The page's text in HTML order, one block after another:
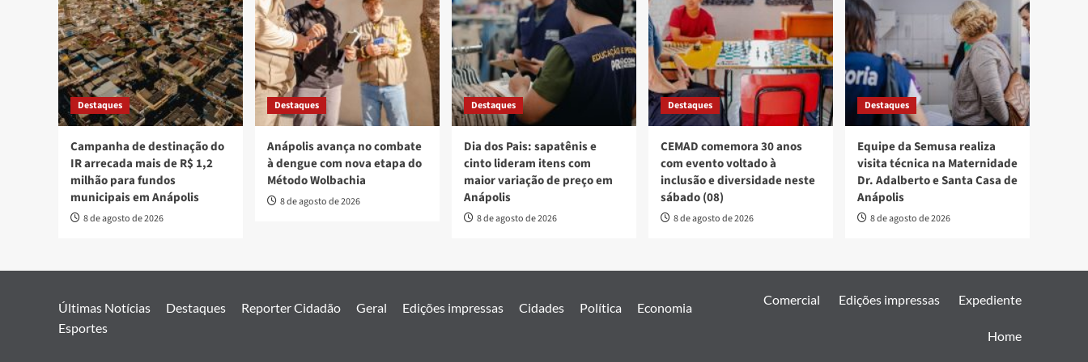
Destaques
Campanha de destinação do
IR arrecada mais de R$ 1,2
milhão para fundos
municipais em Anápolis
8 de agosto de 2026
Destaques
Anápolis avança no combate
à dengue com nova etapa do
Método Wolbachia
8 de agosto de 2026
Destaques
Dia dos Pais: sapatênis e
cinto lideram itens com
maior variação de preço em
Anápolis
8 de agosto de 2026
Destaques
CEMAD comemora 30 anos
com evento voltado à
inclusão e diversidade neste
sábado (08)
8 de agosto de 2026
Destaques
Equipe da Semusa realiza
visita técnica na Maternidade
Dr. Adalberto e Santa Casa de
Anápolis
8 de agosto de 2026
Últimas Notícias Destaques Reporter Cidadão Geral Edições impressas Cidades Política
Economia
Esportes
Comercial Edições impressas Expediente
Home